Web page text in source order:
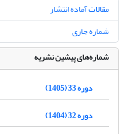
مقالات آماده انتشار
شماره جاری
شماره‌های پیشین نشریه
دوره 33 (1405)
دوره 32 (1404)